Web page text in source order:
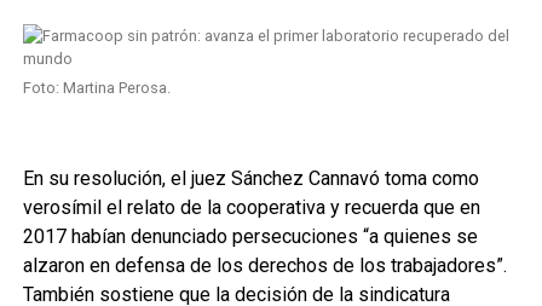
Foto: Martina Perosa.
En su resolución, el juez Sánchez Cannavó toma como
verosímil el relato de la cooperativa y recuerda que en
2017 habían denunciado persecuciones “a quienes se
alzaron en defensa de los derechos de los trabajadores”.
También sostiene que la decisión de la sindicatura